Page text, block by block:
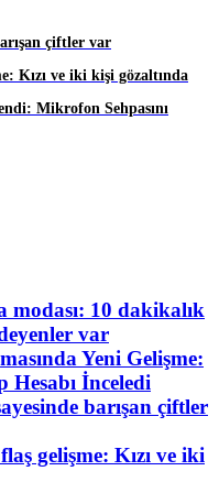
çiftler var
Kızı ve iki kişi gözaltında
Mikrofon Sehpasını
modası: 10 dakikalık
var
Yeni Gelişme:
Hesabı İnceledi
barışan çiftler
gelişme: Kızı ve iki